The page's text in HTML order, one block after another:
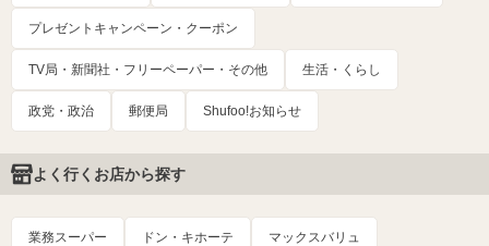
プレゼントキャンペーン・クーポン
TV局・新聞社・フリーペーパー・その他 生活・くらし
政党・政治 郵便局 Shufoo!お知らせ
よく行くお店から探す
業務スーパー ドン・キホーテ マックスバリュ